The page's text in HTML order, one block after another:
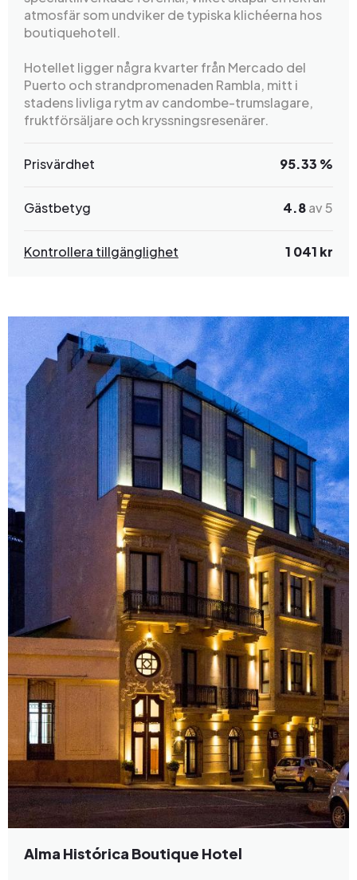
atmosfär som undviker de typiska klichéerna hos
boutiquehotell.
Hotellet ligger några kvarter från Mercado del
Puerto och strandpromenaden Rambla, mitt i
stadens livliga rytm av candombe-trumslagare,
fruktförsäljare och kryssningsresenärer.
Prisvärdhet 95.33 %
Gästbetyg 4.8av 5
Kontrollera tillgänglighet 1 041 kr
Alma Histórica Boutique Hotel